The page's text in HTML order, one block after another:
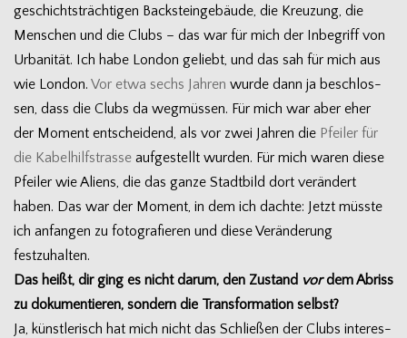
geschichts­träch­ti­gen Back­stein­ge­bäude, die Kreu­zung, die
Men­schen und die Clubs – das war für mich der Inbe­griff von
Urba­ni­tät. Ich habe Lon­don geliebt, und das sah für mich aus
wie Lon­don. Vor etwa sechs Jah­ren wurde dann ja beschlos­
sen, dass die Clubs da weg­müs­sen. Für mich war aber eher
der Moment ent­schei­dend, als vor zwei Jah­ren die Pfei­ler für
die Kabel­hilfstrasse auf­ge­stellt wur­den. Für mich waren diese
Pfei­ler wie Ali­ens, die das ganze Stadt­bild dort ver­än­dert
haben. Das war der Moment, in dem ich dachte: Jetzt müsste
ich anfan­gen zu foto­gra­fie­ren und diese Ver­än­de­rung
festzuhalten.
Das heißt, dir ging es nicht darum, den Zustand vordem Abriss
zu doku­men­tie­ren, son­dern die Trans­for­ma­tion selbst?
Ja, künst­le­risch hat mich nicht das Schlie­ßen der Clubs inter­es­